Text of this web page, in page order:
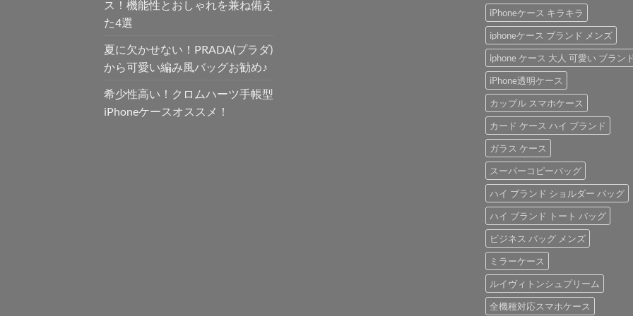
ス！機能性とおしゃれを兼ね備え
た4選
夏に欠かせない！PRADA(プラダ)
から可愛い編み風バッグお勧め♪
希少性高い！クロムハーツ手帳型
iPhoneケースオススメ！
iPhoneケース キラキラ
iphoneケース ブランド メンズ
iphone ケース 大人 可愛い ブラン
iPhone透明ケース
カップル スマホケース
カード ケース ハイ ブランド
ガラス ケース
スーパーコピーバッグ
ハイ ブランド ショルダー バッグ
ハイ ブランド トート バッグ
ビジネス バッグ メンズ
ミラーケース
ルイヴィトンシュプリーム
全機種対応スマホケース